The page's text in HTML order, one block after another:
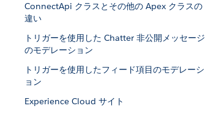
ConnectApi クラスとその他の Apex クラスの
違い
トリガーを使用した Chatter 非公開メッセージ
のモデレーション
トリガーを使用したフィード項目のモデレーシ
ョン
Experience Cloud サイト